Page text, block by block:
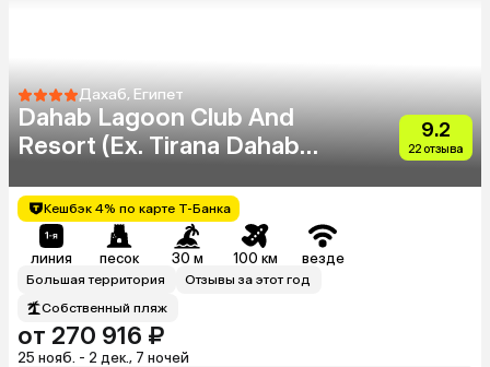
Дахаб, Египет
Dahab Lagoon Club And
Resort (Ex. Tirana Dahab
9.2
22 отзыва
Кешбэк 4% по карте Т-Банка
линия песок 30 м 100 км везде
Большая территория
Отзывы за этот год
Собственный пляж
от 270 916 ₽
25 нояб. - 2 дек., 7 ночей